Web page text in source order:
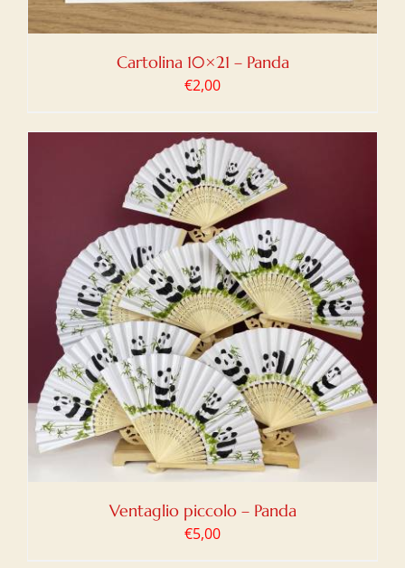
Cartolina 10×21 – Panda
€2,00
Ventaglio piccolo – Panda
€5,00